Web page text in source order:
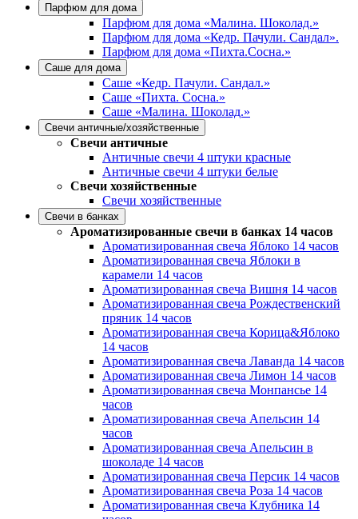
Парфюм для дома
Парфюм для дома «Малина. Шоколад.»
Парфюм для дома «Кедр. Пачули. Сандал».
Парфюм для дома «Пихта.Сосна.»
Саше для дома
Саше «Кедр. Пачули. Сандал.»
Саше «Пихта. Сосна.»
Саше «Малина. Шоколад.»
Свечи античные/хозяйственные
Свечи античные
Античные свечи 4 штуки красные
Античные свечи 4 штуки белые
Свечи хозяйственные
Свечи хозяйственные
Свечи в банках
Ароматизированные свечи в банках 14 часов
Ароматизированная свеча Яблоко 14 часов
Ароматизированная свеча Яблоки в
карамели 14 часов
Ароматизированная свеча Вишня 14 часов
Ароматизированная свеча Рождественский
пряник 14 часов
Ароматизированная свеча Корица&Яблоко
14 часов
Ароматизированная свеча Лаванда 14 часов
Ароматизированная свеча Лимон 14 часов
Ароматизированная свеча Монпансье 14
часов
Ароматизированная свеча Апельсин 14
часов
Ароматизированная свеча Апельсин в
шоколаде 14 часов
Ароматизированная свеча Персик 14 часов
Ароматизированная свеча Роза 14 часов
Ароматизированная свеча Клубника 14